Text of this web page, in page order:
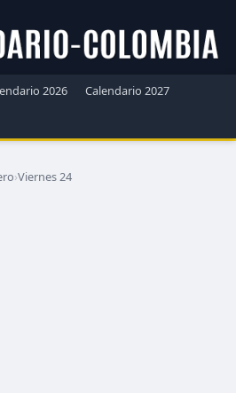
2026
Calendario 2027
›Viernes 24